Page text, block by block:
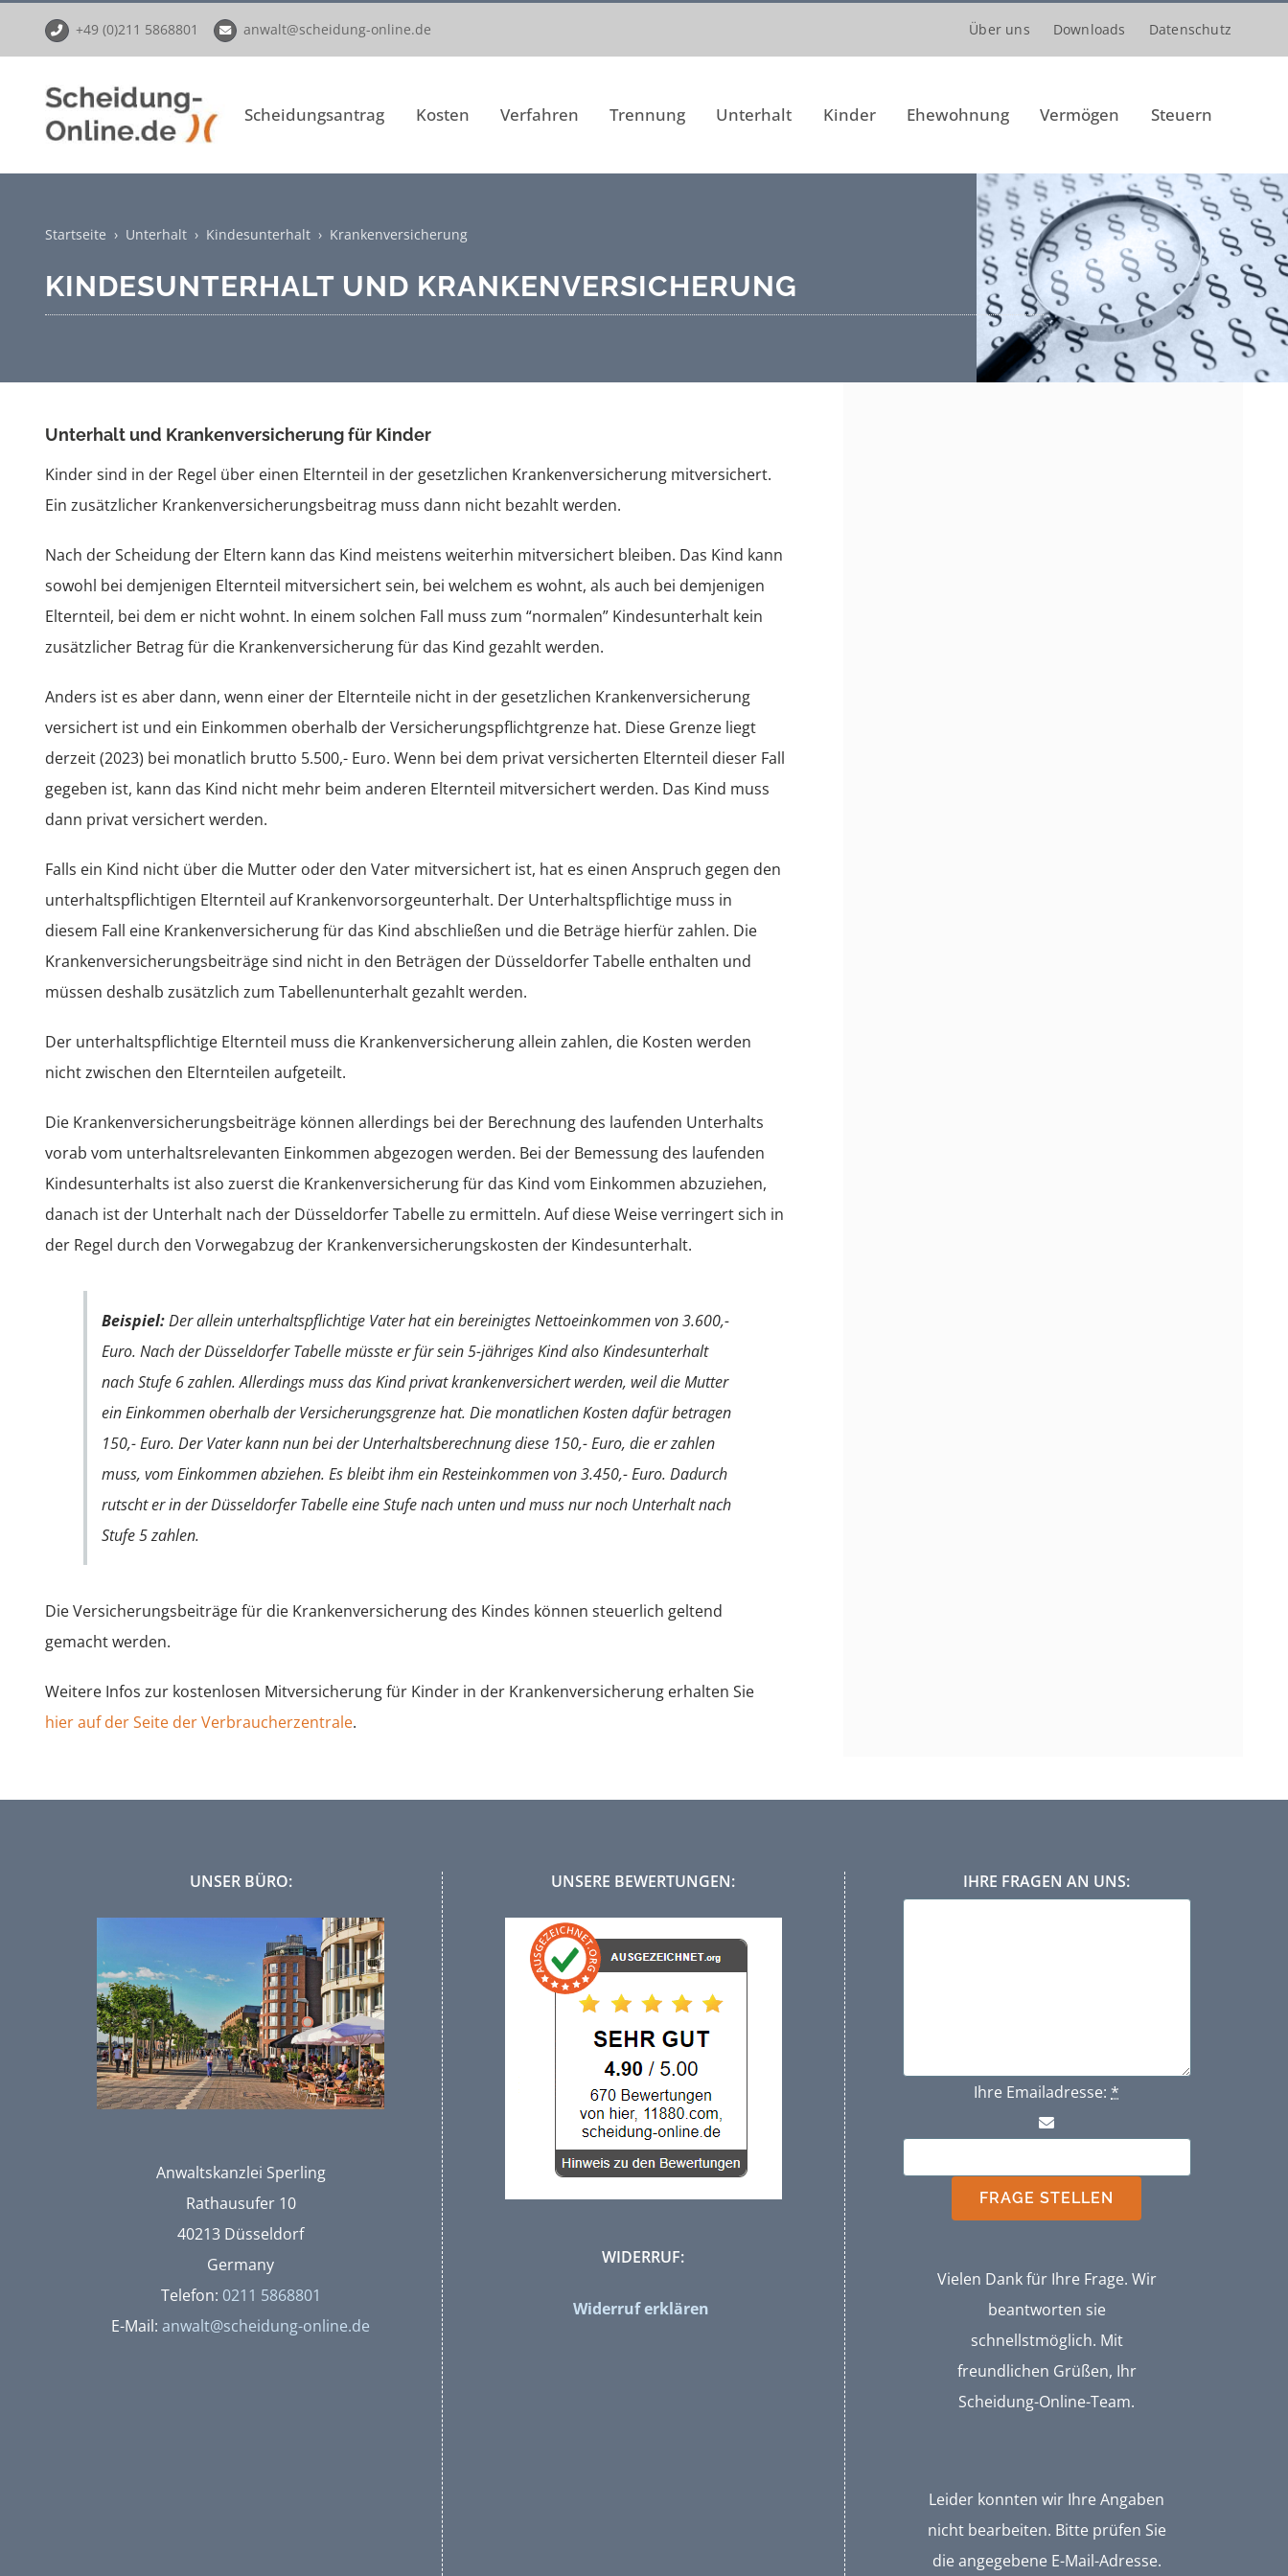
+49 (0)211 5868801 anwalt@scheidung-online.de Über uns Downloads Datenschutz
Scheidungsantrag Kosten Verfahren Trennung Unterhalt Kinder Ehewohnung Vermögen Steuern
Startseite › Unterhalt › Kindesunterhalt › Krankenversicherung
KINDESUNTERHALT UND KRANKENVERSICHERUNG
Unterhalt und Krankenversicherung für Kinder
Kinder sind in der Regel über einen Elternteil in der gesetzlichen Krankenversicherung mitversichert.
Ein zusätzlicher Krankenversicherungsbeitrag muss dann nicht bezahlt werden.
Nach der Scheidung der Eltern kann das Kind meistens weiterhin mitversichert bleiben. Das Kind kann
sowohl bei demjenigen Elternteil mitversichert sein, bei welchem es wohnt, als auch bei demjenigen
Elternteil, bei dem er nicht wohnt. In einem solchen Fall muss zum “normalen” Kindesunterhalt kein
zusätzlicher Betrag für die Krankenversicherung für das Kind gezahlt werden.
Anders ist es aber dann, wenn einer der Elternteile nicht in der gesetzlichen Krankenversicherung
versichert ist und ein Einkommen oberhalb der Versicherungspflichtgrenze hat. Diese Grenze liegt
derzeit (2023) bei monatlich brutto 5.500,- Euro. Wenn bei dem privat versicherten Elternteil dieser Fall
gegeben ist, kann das Kind nicht mehr beim anderen Elternteil mitversichert werden. Das Kind muss
dann privat versichert werden.
Falls ein Kind nicht über die Mutter oder den Vater mitversichert ist, hat es einen Anspruch gegen den
unterhaltspflichtigen Elternteil auf Krankenvorsorgeunterhalt. Der Unterhaltspflichtige muss in
diesem Fall eine Krankenversicherung für das Kind abschließen und die Beträge hierfür zahlen. Die
Krankenversicherungsbeiträge sind nicht in den Beträgen der Düsseldorfer Tabelle enthalten und
müssen deshalb zusätzlich zum Tabellenunterhalt gezahlt werden.
Der unterhaltspflichtige Elternteil muss die Krankenversicherung allein zahlen, die Kosten werden
nicht zwischen den Elternteilen aufgeteilt.
Die Krankenversicherungsbeiträge können allerdings bei der Berechnung des laufenden Unterhalts
vorab vom unterhaltsrelevanten Einkommen abgezogen werden. Bei der Bemessung des laufenden
Kindesunterhalts ist also zuerst die Krankenversicherung für das Kind vom Einkommen abzuziehen,
danach ist der Unterhalt nach der Düsseldorfer Tabelle zu ermitteln. Auf diese Weise verringert sich in
der Regel durch den Vorwegabzug der Krankenversicherungskosten der Kindesunterhalt.
Beispiel:Der allein unterhaltspflichtige Vater hat ein bereinigtes Nettoeinkommen von 3.600,-
Euro. Nach der Düsseldorfer Tabelle müsste er für sein 5-jähriges Kind also Kindesunterhalt
nach Stufe 6 zahlen. Allerdings muss das Kind privat krankenversichert werden, weil die Mutter
ein Einkommen oberhalb der Versicherungsgrenze hat. Die monatlichen Kosten dafür betragen
150,- Euro. Der Vater kann nun bei der Unterhaltsberechnung diese 150,- Euro, die er zahlen
muss, vom Einkommen abziehen. Es bleibt ihm ein Resteinkommen von 3.450,- Euro. Dadurch
rutscht er in der Düsseldorfer Tabelle eine Stufe nach unten und muss nur noch Unterhalt nach
Stufe 5 zahlen.
Die Versicherungsbeiträge für die Krankenversicherung des Kindes können steuerlich geltend
gemacht werden.
Weitere Infos zur kostenlosen Mitversicherung für Kinder in der Krankenversicherung erhalten Sie
hier auf der Seite der Verbraucherzentrale.
UNSER BÜRO:
Anwaltskanzlei Sperling
Rathausufer 10
40213 Düsseldorf
Germany
Telefon: 0211 5868801
E-Mail:anwalt@scheidung-online.de
UNSERE BEWERTUNGEN:
WIDERRUF:
Widerruf erklären
IHRE FRAGEN AN UNS:
Ihre Emailadresse: *
FRAGE STELLEN
Vielen Dank für Ihre Frage. Wir
beantworten sie
schnellstmöglich. Mit
freundlichen Grüßen, Ihr
Scheidung-Online-Team.
Leider konnten wir Ihre Angaben
nicht bearbeiten. Bitte prüfen Sie
die angegebene E-Mail-Adresse.